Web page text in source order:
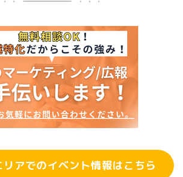
アでのイベント情報はこちら